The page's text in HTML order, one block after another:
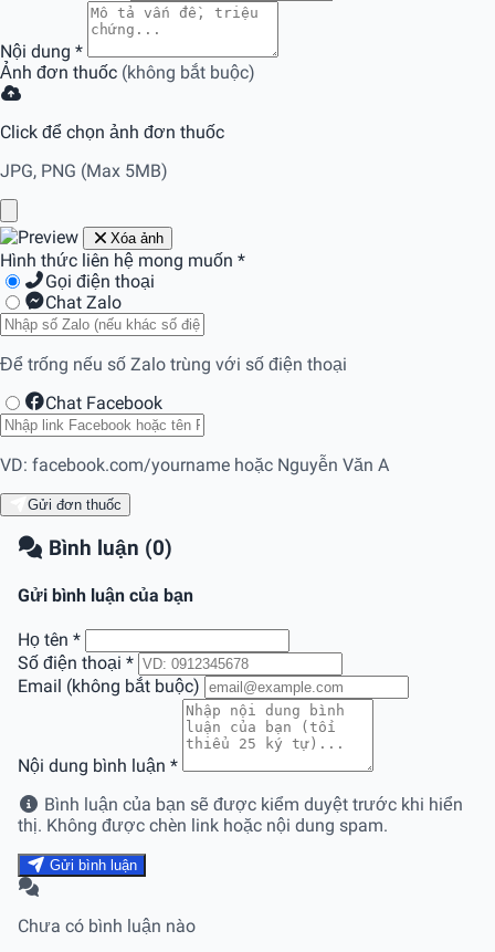
Nội dung *
Ảnh đơn thuốc (không bắt buộc)
Click để chọn ảnh đơn thuốc
JPG, PNG (Max 5MB)
Xóa ảnh
Hình thức liên hệ mong muốn *
Gọi điện thoại
Chat Zalo
Để trống nếu số Zalo trùng với số điện thoại
Chat Facebook
VD: facebook.com/yourname hoặc Nguyễn Văn A
Gửi đơn thuốc
Bình luận (0)
Gửi bình luận của bạn
Họ tên *
Số điện thoại *
Email (không bắt buộc)
Nội dung bình luận *
Bình luận của bạn sẽ được kiểm duyệt trước khi hiển
thị. Không được chèn link hoặc nội dung spam.
Gửi bình luận
Chưa có bình luận nào